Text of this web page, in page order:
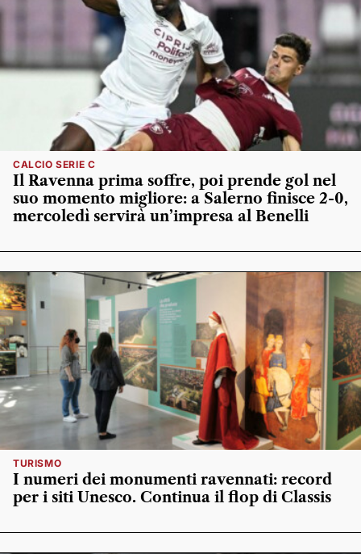
CALCIO SERIE C
Il Ravenna prima soffre, poi prende gol nel
suo momento migliore: a Salerno finisce 2-0,
mercoledì servirà un’impresa al Benelli
TURISMO
I numeri dei monumenti ravennati: record
per i siti Unesco. Continua il flop di Classis